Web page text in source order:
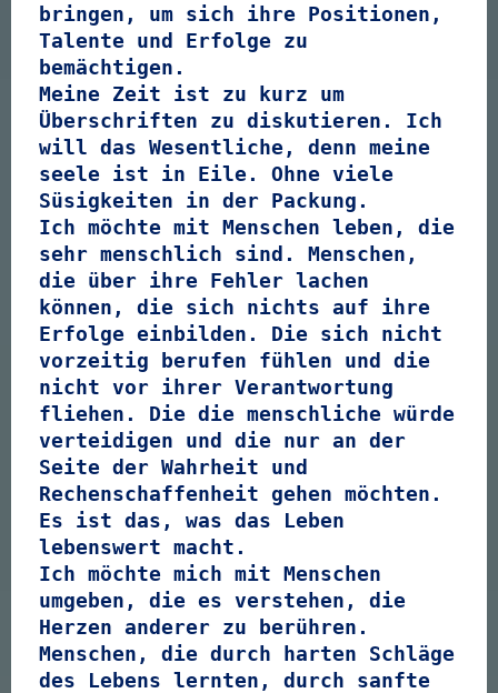
bringen, um sich ihre Positionen,
Talente und Erfolge zu
bemächtigen.
Meine Zeit ist zu kurz um
Überschriften zu diskutieren. Ich
will das Wesentliche, denn meine
seele ist in Eile. Ohne viele
Süsigkeiten in der Packung.
Ich möchte mit Menschen leben, die
sehr menschlich sind. Menschen,
die über ihre Fehler lachen
können, die sich nichts auf ihre
Erfolge einbilden. Die sich nicht
vorzeitig berufen fühlen und die
nicht vor ihrer Verantwortung
fliehen. Die die menschliche würde
verteidigen und die nur an der
Seite der Wahrheit und
Rechenschaffenheit gehen möchten.
Es ist das, was das Leben
lebenswert macht.
Ich möchte mich mit Menschen
umgeben, die es verstehen, die
Herzen anderer zu berühren.
Menschen, die durch harten Schläge
des Lebens lernten, durch sanfte